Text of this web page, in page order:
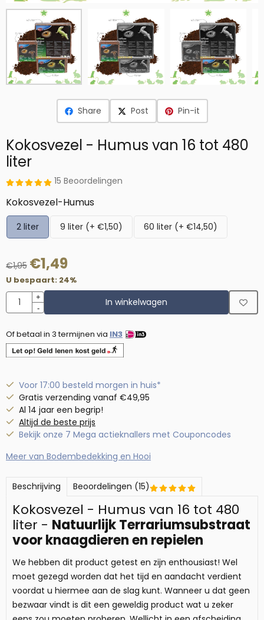
Share Post Pin-it
Kokosvezel - Humus van 16 tot 480
liter
15 Beoordelingen
Maak een keuze voor
Kokosvezel-Humus
2 liter 9 liter (+ €1,50) 60 liter (+ €14,50)
€1,95 €1,49
U bespaart: 24%
Aantal
+
-
In winkelwagen
Of betaal in 3 termijnen via IN3
Voor 17:00 besteld morgen in huis*
Gratis verzending vanaf €49,95
Al 14 jaar een begrip!
Altijd de beste prijs
Bekijk onze 7 Mega actieknallers met Couponcodes
Meer van Bodembedekking en Hooi
Beschrijving Beoordelingen (15)
Kokosvezel - Humus van 16 tot 480
liter - Natuurlijk Terrariumsubstraat
voor knaagdieren en repielen
We hebben dit product getest en zijn enthousiast! Wel
moet gezegd worden dat het tijd en aandacht verdient
voordat u hiermee aan de slag kunt. Wanneer u dat geen
bezwaar vindt is dit een geweldig product wat u zeker